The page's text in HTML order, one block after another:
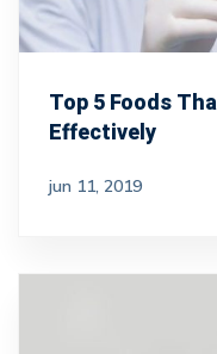
Top 5 Foods
Effectively
jun 11, 2019